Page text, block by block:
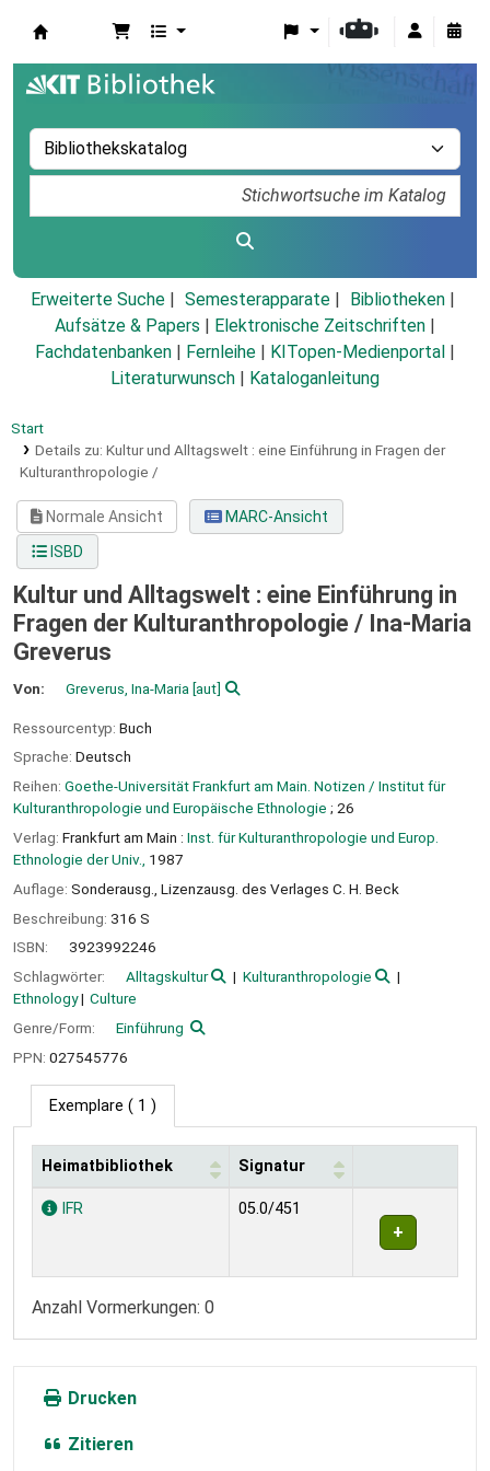
Erweiterte Suche Semesterapparate
Bibliotheken
Aufsätze & Papers
Elektronische Zeitschriften
Fachdatenbanken
Fernleihe KITopen-Medienportal
Literaturwunsch
Kataloganleitung
Start
Details zu: Kultur und Alltagswelt : eine Einführung in Fragen der
Kulturanthropologie /
Normale Ansicht
MARC-Ansicht
ISBD
Kultur und Alltagswelt : eine Einführung in
Fragen der Kulturanthropologie / Ina-Maria
Greverus
Von: Greverus, Ina-Maria [aut]
Ressourcentyp: Buch
Sprache: Deutsch
Reihen: Goethe-Universität Frankfurt am Main. Notizen / Institut für
Kulturanthropologie und Europäische Ethnologie ; 26
Verlag: Frankfurt am Main : Inst. für Kulturanthropologie und Europ.
Ethnologie der Univ., 1987
Auflage: Sonderausg., Lizenzausg. des Verlages C. H. Beck
Beschreibung: 316 S
ISBN:
3923992246
Schlagwörter:
Alltagskultur
Kulturanthropologie
Ethnology
Culture
Genre/Form:
Einführung
PPN: 027545776
Exemplare ( 1 )
Exemplare
Heimatbibliothek Signatur
IFR 05.0/451
Anzahl Vormerkungen: 0
Drucken
Zitieren